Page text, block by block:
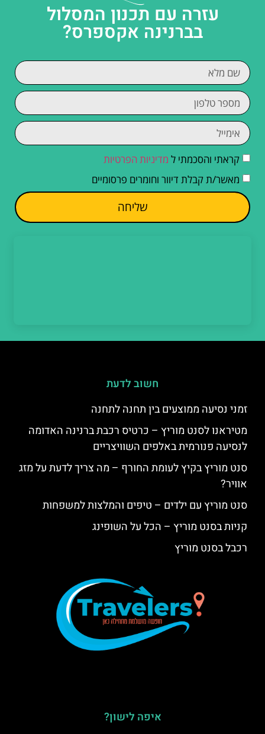
עזרה עם תכנון המסלול
בברנינה אקספרס?
קראתי והסכמתי ל מדיניות הפרטיות
מאשר/ת קבלת דיוור וחומרים פרסומיים
שליחה
חשוב לדעת
זמני נסיעה ממוצעים בין תחנה לתחנה
מטיראנו לסנט מוריץ – כרטיס רכבת ברנינה האדומה
לנסיעה פנורמית באלפים השוויצריים
סנט מוריץ בקיץ לעומת החורף – מה צריך לדעת על מזג
אוויר?
סנט מוריץ עם ילדים – טיפים והמלצות למשפחות
קניות בסנט מוריץ – הכל על השופינג
רכבל בסנט מוריץ
איפה לישון?